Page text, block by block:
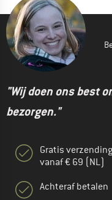
"Wij doen ons best
bezorgen."
Gratis verzending
vanaf € 69 (NL)
Achteraf betalen